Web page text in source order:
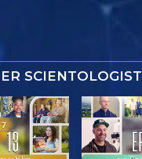
SCIENTOLOGIST